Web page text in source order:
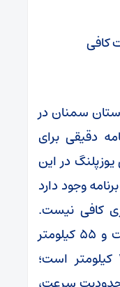
کافی
سمنان در
دقیقی برای
در این
وجود دارد
کافی نیست.
طول این محور ۵۵ کیلومتر رفت و ۵۵ کیلومتر
برگشت، یعنی در مجموع ۱۱۰ کیلومتر است؛